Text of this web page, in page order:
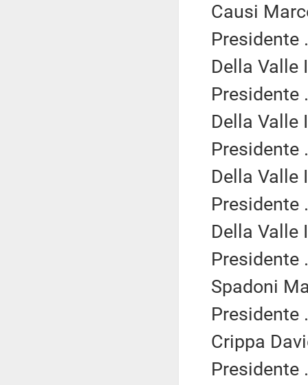
Causi
Presidente
Della Valle
Presidente
Della Valle
Presidente
Della Valle
Presidente
Della Valle
Presidente
Spadoni
Presidente
Crippa
Presidente